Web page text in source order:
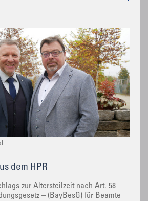
dem HPR
zur Altersteilzeit nach Art. 58
– (BayBesG) für Beamte